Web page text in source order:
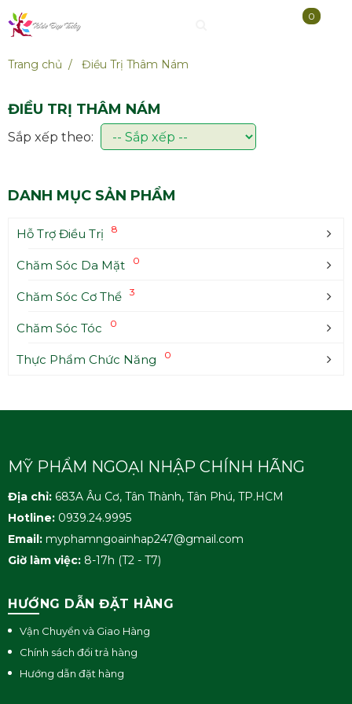
0
Trang chủ Điều Trị Thâm Nám
ĐIỀU TRỊ THÂM NÁM
Sắp xếp theo:
DANH MỤC SẢN PHẨM
Hỗ Trợ Điều Trị 8
Chăm Sóc Da Mặt 0
Chăm Sóc Cơ Thể 3
Chăm Sóc Tóc 0
Thực Phẩm Chức Năng 0
MỸ PHẨM NGOẠI NHẬP CHÍNH HÃNG
Địa chỉ: 683A Âu Cơ, Tân Thành, Tân Phú, TP.HCM
Hotline: 0939.24.9995
Email: myphamngoainhap247@gmail.com
Giờ làm việc: 8-17h (T2 - T7)
HƯỚNG DẪN ĐẶT HÀNG
Vận Chuyển và Giao Hàng
Chính sách đổi trả hàng
Hướng dẫn đặt hàng
ĐĂNG KÝ TƯ VẤN MIỄN PHÍ